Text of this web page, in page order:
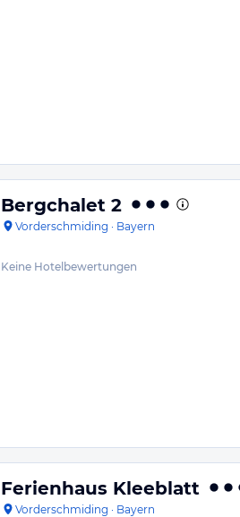
Bergchalet 2
Vorderschmiding · Bayern
Keine Hotelbewertungen
Ferienhaus Kleeblatt
Vorderschmiding · Bayern